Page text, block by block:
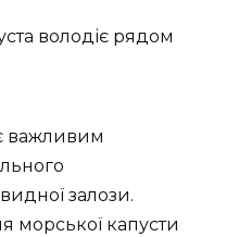
володіє рядом
важливим
залози.
морської капусти